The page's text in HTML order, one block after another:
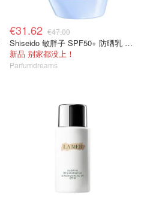
€31.62 €47.00
Shiseido 敏胖子 SPF50+ 防晒乳 150ml
新品 别家都没上！
Parfumdreams